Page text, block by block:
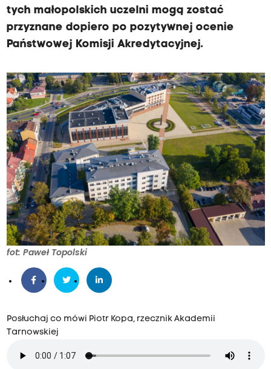
tych małopolskich uczelni mogą zostać
przyznane dopiero po pozytywnej ocenie
Państwowej Komisji Akredytacyjnej.
fot: Paweł Topolski
Posłuchaj co mówi Piotr Kopa, rzecznik Akademii
Tarnowskiej